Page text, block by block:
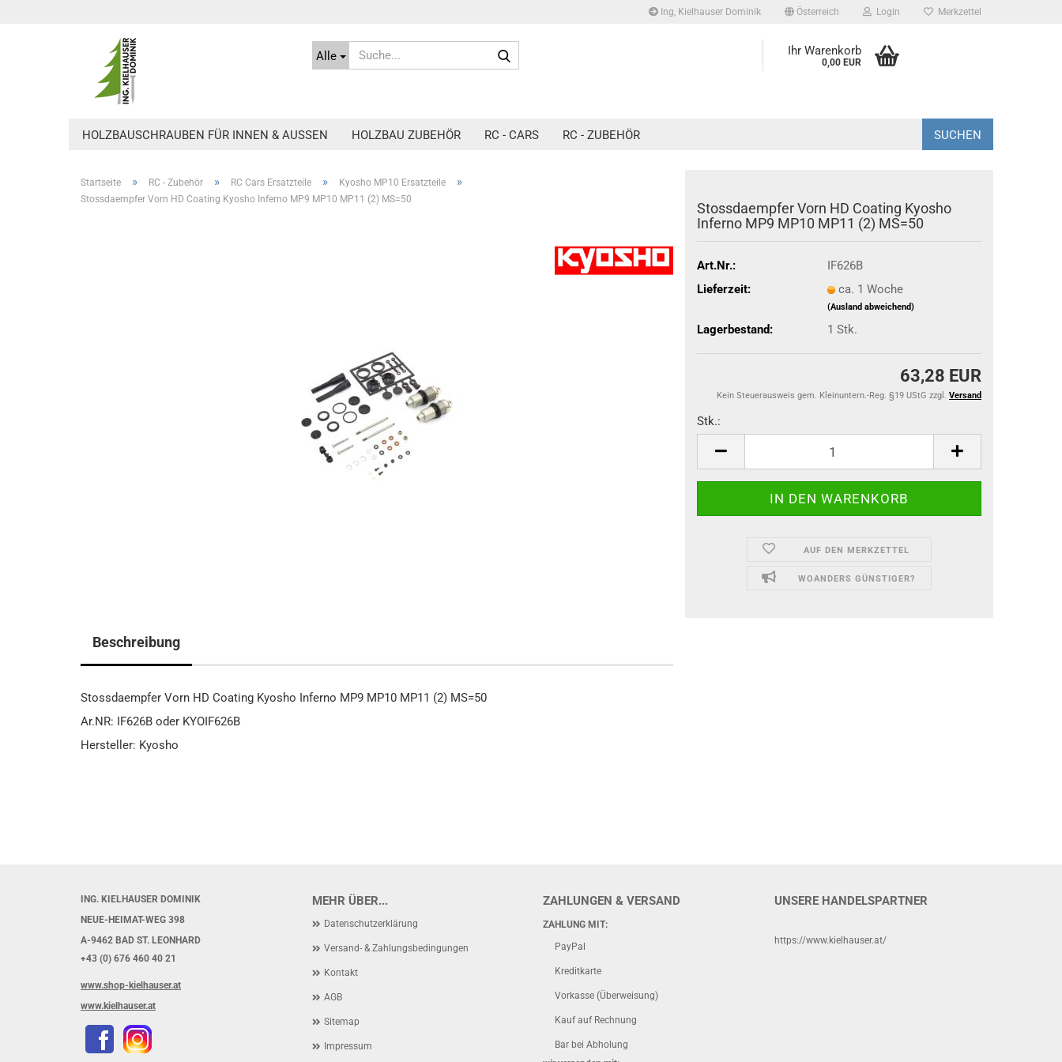
Ing, Kielhauser Dominik Österreich Login Merkzettel
Alle Ihr Warenkorb
0,00 EUR
HOLZBAUSCHRAUBEN FÜR INNEN & AUSSEN HOLZBAU ZUBEHÖR RC - CARS RC - ZUBEHÖR SUCHEN
Startseite » RC - Zubehör » RC Cars Ersatzteile » Kyosho MP10 Ersatzteile »
Stossdaempfer Vorn HD Coating Kyosho Inferno MP9 MP10 MP11 (2) MS=50
Stossdaempfer Vorn HD Coating Kyosho
Inferno MP9 MP10 MP11 (2) MS=50
Art.Nr.:
IF626B
Lieferzeit:
ca. 1 Woche
(Ausland abweichend)
Lagerbestand: 1 Stk.
63,28 EUR
Kein Steuerausweis gem. Kleinuntern.-Reg. §19 UStG zzgl. Versand
Stk.:
Stk.
AUF DEN MERKZETTEL
WOANDERS GÜNSTIGER?
Beschreibung
Stossdaempfer Vorn HD Coating Kyosho Inferno MP9 MP10 MP11 (2) MS=50
Ar.NR: IF626B oder KYOIF626B
Hersteller: Kyosho
MEHR ÜBER...
Datenschutzerklärung
Versand- & Zahlungsbedingungen
Kontakt
AGB
Sitemap
Impressum
ZAHLUNGEN & VERSAND
ZAHLUNG MIT:
PayPal
Kreditkarte
Vorkasse (Überweisung)
Kauf auf Rechnung
Bar bei Abholung
UNSERE HANDELSPARTNER
https://www.kielhauser.at/
ING. KIELHAUSER DOMINIK
NEUE-HEIMAT-WEG 398
A-9462 BAD ST. LEONHARD
+43 (0) 676 460 40 21
www.shop-kielhauser.at
www.kielhauser.at